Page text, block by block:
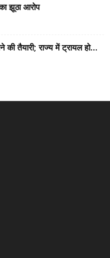
झूठा आरोप
तैयारी; राज्य में ट्रायल हो...